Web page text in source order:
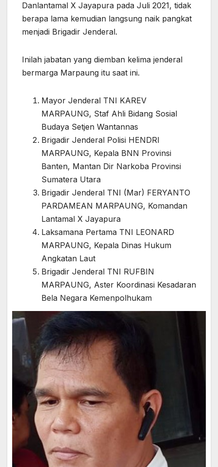
Danlantamal X Jayapura pada Juli 2021, tidak
berapa lama kemudian langsung naik pangkat
menjadi Brigadir Jenderal.
Inilah jabatan yang diemban kelima jenderal
bermarga Marpaung itu saat ini.
Mayor Jenderal TNI KAREV
MARPAUNG, Staf Ahli Bidang Sosial
Budaya Setjen Wantannas
Brigadir Jenderal Polisi HENDRI
MARPAUNG, Kepala BNN Provinsi
Banten, Mantan Dir Narkoba Provinsi
Sumatera Utara
Brigadir Jenderal TNI (Mar) FERYANTO
PARDAMEAN MARPAUNG, Komandan
Lantamal X Jayapura
Laksamana Pertama TNI LEONARD
MARPAUNG, Kepala Dinas Hukum
Angkatan Laut
Brigadir Jenderal TNI RUFBIN
MARPAUNG, Aster Koordinasi Kesadaran
Bela Negara Kemenpolhukam